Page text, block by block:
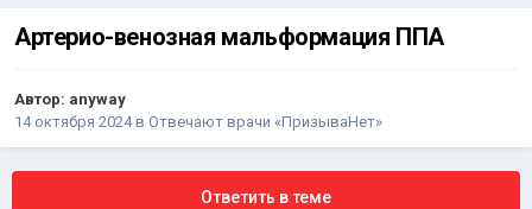
Артерио-венозная мальформация ППА
Автор: anyway
14 октября 2024в Отвечают врачи «ПризываНет»
Ответить в теме